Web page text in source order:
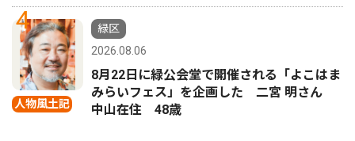
4
人物風土記
緑区
2026.08.06
8月22日に緑公会堂で開催される「よこはま
みらいフェス」を企画した 二宮 明さん
中山在住 48歳